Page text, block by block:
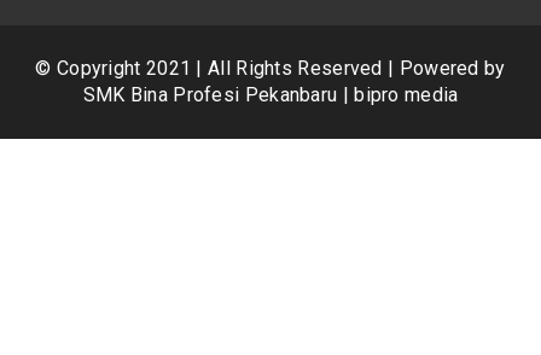
© Copyright 2021 | All Rights Reserved | Powered by
SMK Bina Profesi Pekanbaru | bipro media